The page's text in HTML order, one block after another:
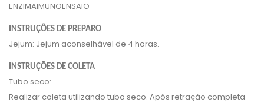
ENZIMAIMUNOENSAIO
INSTRUÇÕES DE PREPARO
Jejum: Jejum aconselhável de 4 horas.
INSTRUÇÕES DE COLETA
Tubo seco:
Realizar coleta utilizando tubo seco. Após retração completa